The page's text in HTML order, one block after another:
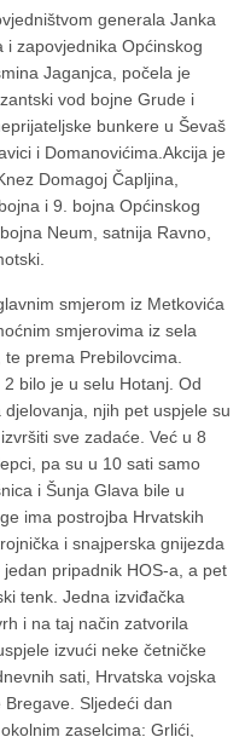
generala Janka
i zapovjednika Općinskog
Jaganjca, počela je
vod bojne Grude i
bunkere u Ševaš
i Domanovićima.Akcija je
Domagoj Čapljina,
i 9. bojna Općinskog
Neum, satnija Ravno,
smjerom iz Metkovića
smjerovima iz sela
prema Prebilovcima.
bilo je u selu Hotanj. Od
njih pet uspjele su
sve zadaće. Već u 8
pa su u 10 sati samo
i Šunja Glava bile u
ima postrojba Hrvatskih
i snajperska gnijezda
pripadnik HOS-a, a pet
tenk. Jedna izviđačka
i na taj način zatvorila
izvući neke četničke
sati, Hrvatska vojska
Sljedeći dan
zaselcima: Grlići,